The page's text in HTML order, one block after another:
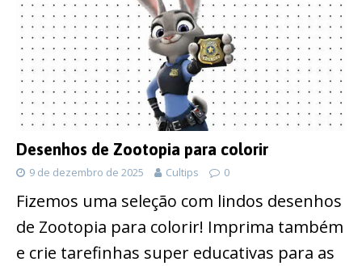
Desenhos de Zootopia para colorir
9 de dezembro de 2025 Cultips 0
Fizemos uma seleção com lindos desenhos
de Zootopia para colorir! Imprima também
e crie tarefinhas super educativas para as